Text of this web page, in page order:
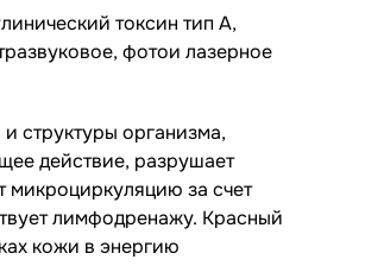
токсин тип А,
фотои лазерное
структуры организма,
действие, разрушает
микроциркуляцию за счет
лимфодренажу. Красный
кожи в энергию